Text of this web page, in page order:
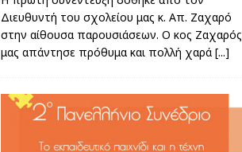
Διευθυντή του σχολείου μας κ. Απ. Ζαχαρό
στην αίθουσα παρουσιάσεων. Ο κος Ζαχαρός
μας απάντησε πρόθυμα και πολλή χαρά [...]